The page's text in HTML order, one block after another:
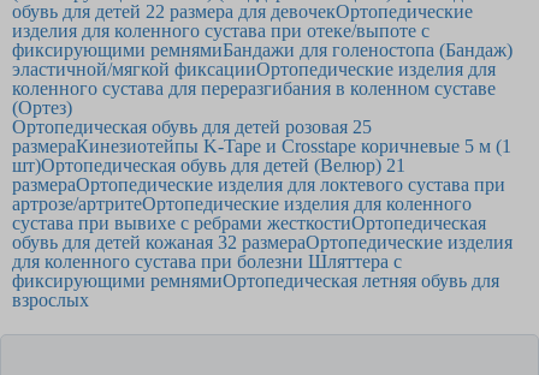
обувь для детей 22 размера для девочекОртопедические
изделия для коленного сустава при отеке/выпоте с
фиксирующими ремнямиБандажи для голеностопа (Бандаж)
эластичной/мягкой фиксацииОртопедические изделия для
коленного сустава для переразгибания в коленном суставе
(Ортез)
Ортопедическая обувь для детей розовая 25
размераКинезиотейпы K-Tape и Crosstape коричневые 5 м (1
шт)Ортопедическая обувь для детей (Велюр) 21
размераОртопедические изделия для локтевого сустава при
артрозе/артритеОртопедические изделия для коленного
сустава при вывихе с ребрами жесткостиОртопедическая
обувь для детей кожаная 32 размераОртопедические изделия
для коленного сустава при болезни Шляттера с
фиксирующими ремнямиОртопедическая летняя обувь для
взрослых